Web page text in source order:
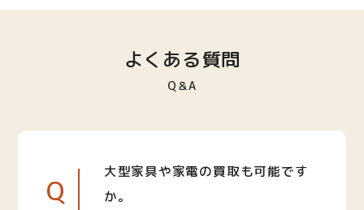
よくある質問
Q＆A
Q
大型家具や家電の買取も可能です
か。